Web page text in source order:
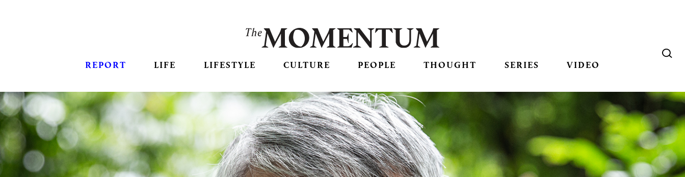
REPORT LIFE LIFESTYLE CULTURE PEOPLE THOUGHT SERIES VIDEO